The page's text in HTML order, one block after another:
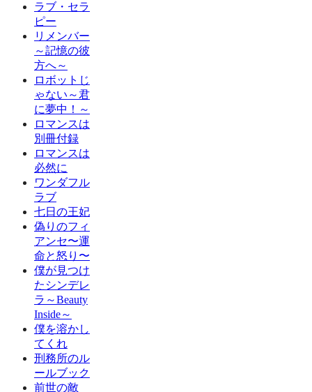
ラブ・セラ
ピー
リメンバー
～記憶の彼
方へ～
ロボットじ
ゃない～君
に夢中！～
ロマンスは
別冊付録
ロマンスは
必然に
ワンダフル
ラブ
七日の王妃
偽りのフィ
アンセ〜運
命と怒り〜
僕が見つけ
たシンデレ
ラ～Beauty
Inside～
僕を溶かし
てくれ
刑務所のル
ールブック
前世の敵